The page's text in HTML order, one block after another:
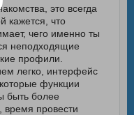
это всегда
кажется, что
чего именно ты
неподходящие
профили.
легко, интерфейс
функции
быть более
провести